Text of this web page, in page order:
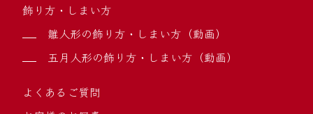
飾り方・しまい方
雛人形の飾り方・しまい方（動画）
五月人形の飾り方・しまい方（動画）
よくあるご質問